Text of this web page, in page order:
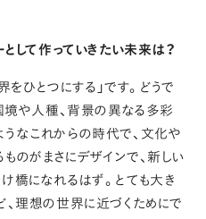
して作っていきたい未来は？
をひとつにする」です。どうで
境や人種、背景の異なる多彩
なこれからの時代で、文化や
のがまさにデザインで、新しい
橋になれるはず。とても大き
、理想の世界に近づくためにで